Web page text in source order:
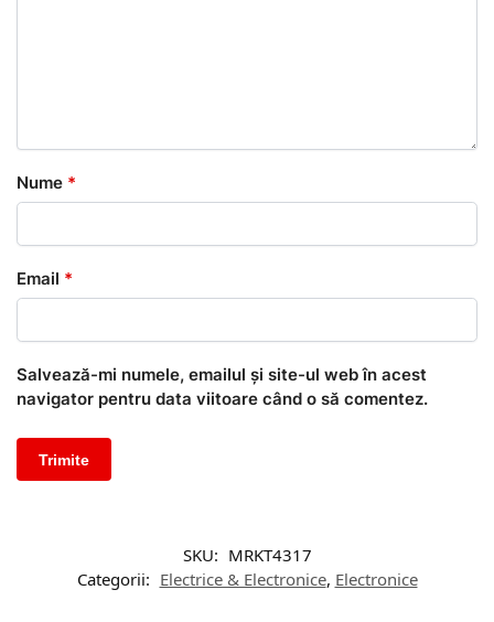
Nume *
Email *
Salvează-mi numele, emailul și site-ul web în acest
navigator pentru data viitoare când o să comentez.
SKU: MRKT4317
Categorii: Electrice & Electronice, Electronice